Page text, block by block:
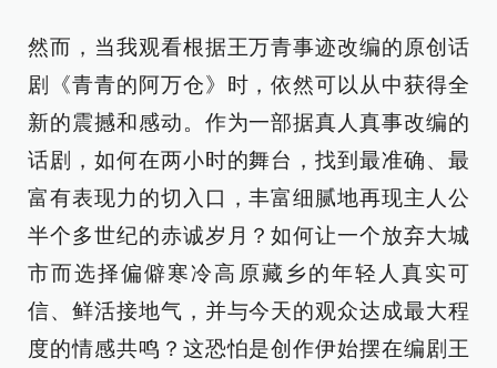
然而，当我观看根据王万青事迹改编的原创话
剧《青青的阿万仓》时，依然可以从中获得全
新的震撼和感动。作为一部据真人真事改编的
话剧，如何在两小时的舞台，找到最准确、最
富有表现力的切入口，丰富细腻地再现主人公
半个多世纪的赤诚岁月？如何让一个放弃大城
市而选择偏僻寒冷高原藏乡的年轻人真实可
信、鲜活接地气，并与今天的观众达成最大程
度的情感共鸣？这恐怕是创作伊始摆在编剧王